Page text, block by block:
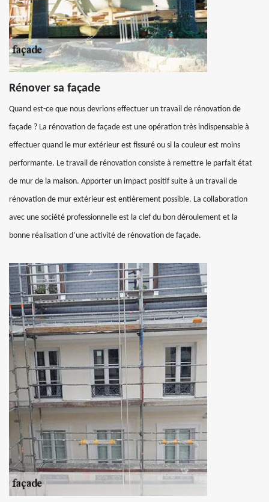
Rénover sa façade
Quand est-ce que nous devrions effectuer un travail de rénovation de
façade ? La rénovation de façade est une opération très indispensable à
effectuer quand le mur extérieur est fissuré ou si la couleur est moins
performante. Le travail de rénovation consiste à remettre le parfait état
de mur de la maison. Apporter un impact positif suite à un travail de
rénovation de mur extérieur est entièrement possible. La collaboration
avec une société professionnelle est la clef du bon déroulement et la
bonne réalisation d’une activité de rénovation de façade.